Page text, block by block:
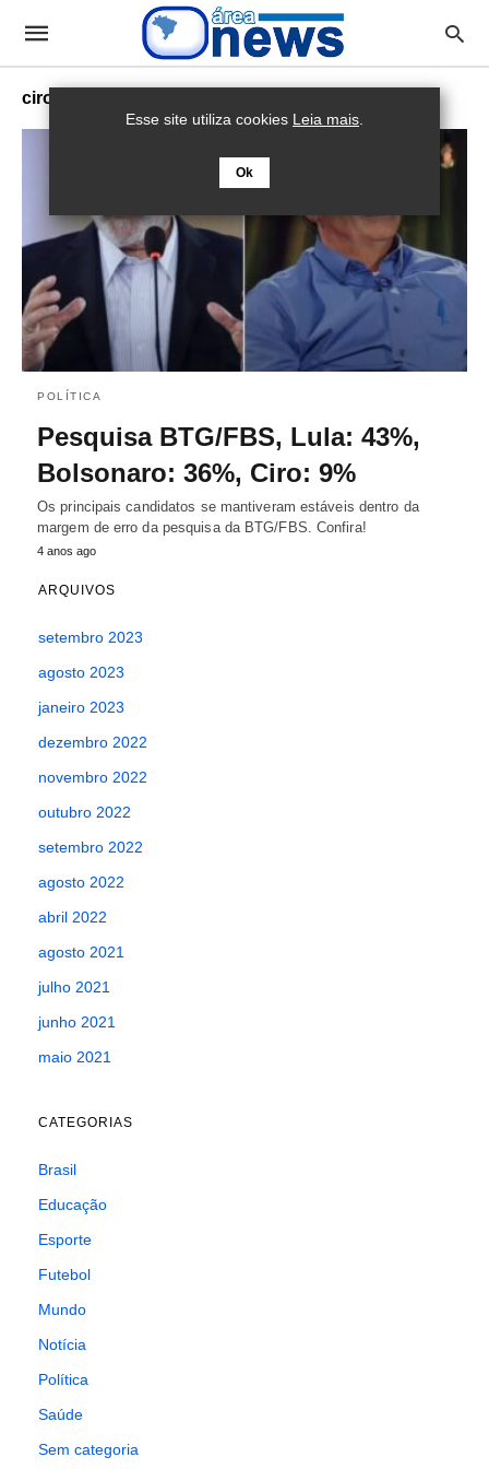
ciro
POLÍTICA
Pesquisa BTG/FBS, Lula: 43%,
Bolsonaro: 36%, Ciro: 9%
Os principais candidatos se mantiveram estáveis dentro da
margem de erro da pesquisa da BTG/FBS. Confira!
4 anos ago
ARQUIVOS
setembro 2023
agosto 2023
janeiro 2023
dezembro 2022
novembro 2022
outubro 2022
setembro 2022
agosto 2022
abril 2022
agosto 2021
julho 2021
junho 2021
maio 2021
CATEGORIAS
Brasil
Educação
Esporte
Futebol
Mundo
Notícia
Política
Saúde
Sem categoria
Esse site utiliza cookies Leia mais.
Ok